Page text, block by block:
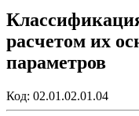
расчетом их
параметров
Код: 02.01.02.01.04